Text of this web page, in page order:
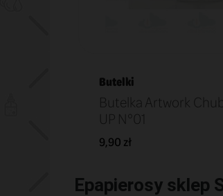
Butelki
Butelka Artwork
UP N°01
9,90 zł
Epapierosy sklep